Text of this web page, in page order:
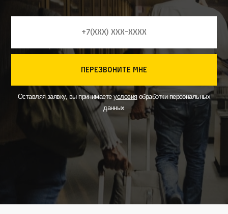
перезвоните мне
Оставляя заявку, вы принимаетеусловияобработки персональных
данных